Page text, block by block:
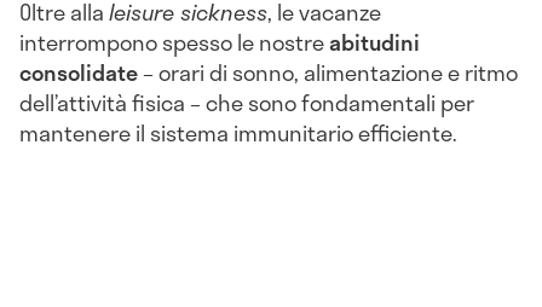
Oltre allaleisure sickness, le vacanze
interrompono spesso le nostreabitudini
consolidate– orari di sonno, alimentazione e ritmo
dell’attività fisica – che sono fondamentali per
mantenere il sistema immunitario efficiente.